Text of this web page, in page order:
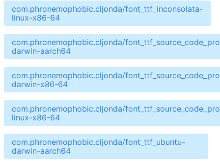
com.phronemophobic.cljonda/font_ttf_inconsolata-
linux-x86-64
com.phronemophobic.cljonda/
darwin-aarch64
com.phronemophobic.cljonda/
darwin-x86-64
com.phronemophobic.cljonda/
linux-x86-64
com.phronemophobic.cljonda/font_ttf_ubuntu-
darwin-aarch64